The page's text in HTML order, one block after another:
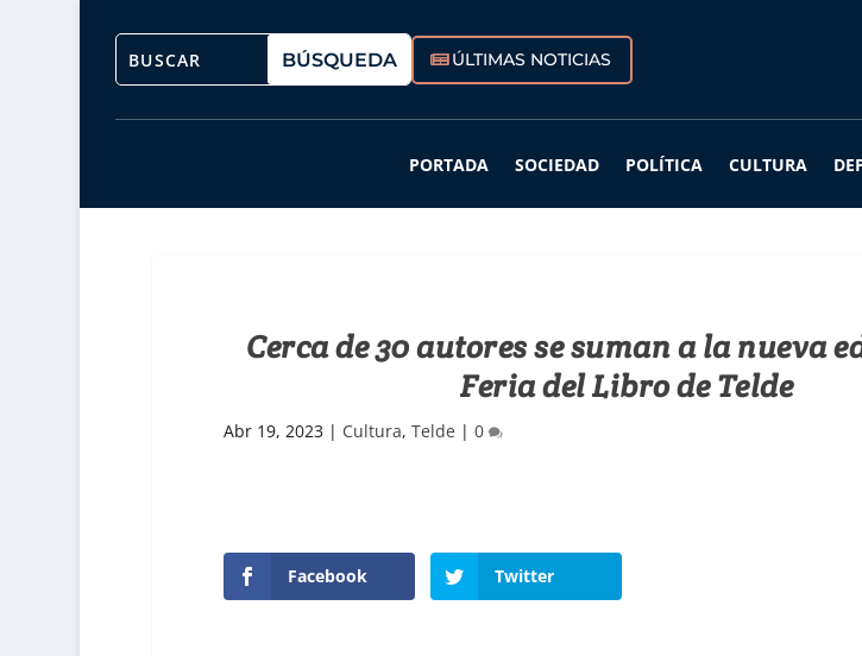
ÚLTIMAS NOTICIAS
PORTADA SOCIEDAD POLÍTICA CULTURA
Cerca de 30 autores se suman a la nueva
Feria del Libro de Telde
Abr 19, 2023 | Cultura, Telde | 0
Facebook Twitter